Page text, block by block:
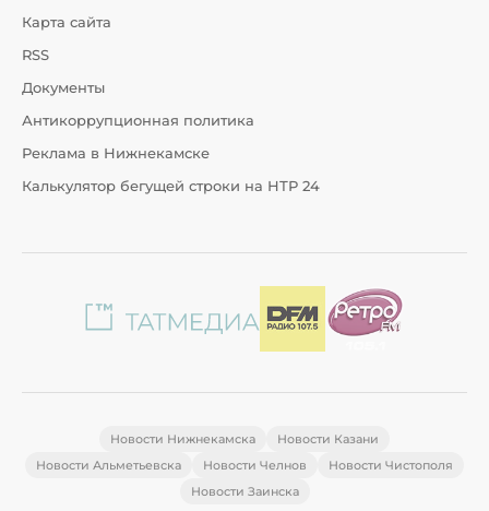
Карта сайта
RSS
Документы
Антикоррупционная политика
Реклама в Нижнекамске
Калькулятор бегущей строки на НТР 24
Новости Нижнекамска
Новости Казани
Новости Альметьевска
Новости Челнов
Новости Чистополя
Новости Заинска